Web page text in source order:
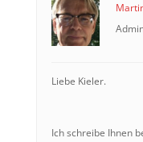
Liebe Kieler.
Ich schreibe Ihnen